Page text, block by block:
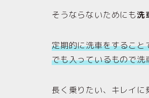
そうならないためにも洗
定期的に洗車をするこ
でも入っているもので
長く乗りたい、キレイ